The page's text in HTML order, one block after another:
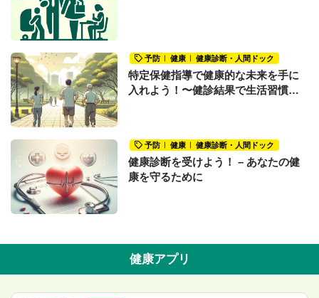
予防 健康 健康診断・人間ドック
特定保健指導で健康的な未来を手に
入れよう！〜健診結果で生活習慣の
予防 健康 健康診断・人間ドック
健康診断を受けよう！ – あなたの健
康を守るために
健康アプリ